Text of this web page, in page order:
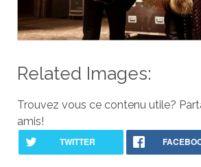
Related Images:
Trouvez vous ce contenu utile?
amis!